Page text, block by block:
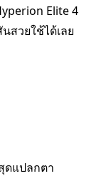
Elite 4
สวยใช้ได้เลย
แปลกตา